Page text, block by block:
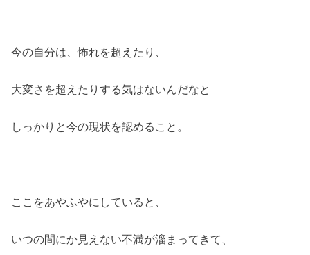
今の自分は、怖れを超えたり、
大変さを超えたりする気はないんだなと
しっかりと今の現状を認めること。
ここをあやふやにしていると、
いつの間にか見えない不満が溜まってきて、